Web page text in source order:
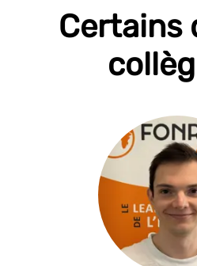
Certains